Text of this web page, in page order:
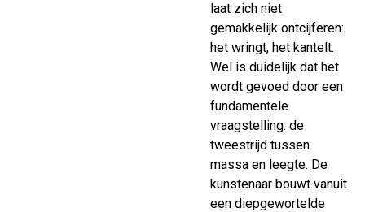
laat zich niet
gemakkelijk ontcijferen:
het wringt, het kantelt.
Wel is duidelijk dat het
wordt gevoed door een
fundamentele
vraagstelling: de
tweestrijd tussen
massa en leegte. De
kunstenaar bouwt vanuit
een diepgewortelde